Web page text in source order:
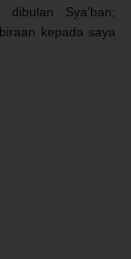
Sya'ban;
kepada saya